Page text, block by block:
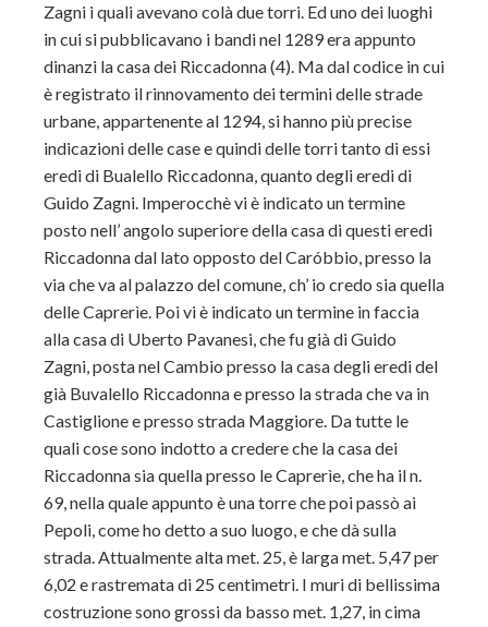
Zagni i quali avevano colà due torri. Ed uno dei luoghi
in cui si pubblicavano i bandi nel 1289 era appunto
dinanzi la casa dei Riccadonna (4). Ma dal codice in cui
è registrato il rinnovamento dei termini delle strade
urbane, appartenente al 1294, si hanno più precise
indicazioni delle case e quindi delle torri tanto di essi
eredi di Bualello Riccadonna, quanto degli eredi di
Guido Zagni. Imperocchè vi è indicato un termine
posto nell’ angolo superiore della casa di questi eredi
Riccadonna dal lato opposto del Caróbbio, presso la
via che va al palazzo del comune, ch’ io credo sia quella
delle Caprerìe. Poi vi è indicato un termine in faccia
alla casa di Uberto Pavanesi, che fu già di Guido
Zagni, posta nel Cambio presso la casa degli eredi del
già Buvalello Riccadonna e presso la strada che va in
Castiglione e presso strada Maggiore. Da tutte le
quali cose sono indotto a credere che la casa dei
Riccadonna sia quella presso le Caprerìe, che ha il n.
69, nella quale appunto è una torre che poi passò ai
Pepoli, come ho detto a suo luogo, e che dà sulla
strada. Attualmente alta met. 25, è larga met. 5,47 per
6,02 e rastremata di 25 centimetri. I muri di bellissima
costruzione sono grossi da basso met. 1,27, in cima